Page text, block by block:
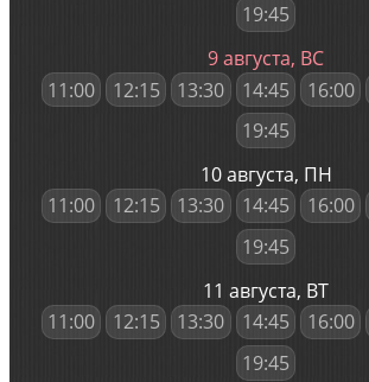
19:45
9 августа, ВС
11:00
12:15 13:30 14:45 16:00
19:45
10 августа, ПН
11:00
12:15 13:30 14:45 16:00
19:45
11 августа, ВТ
11:00
12:15 13:30 14:45 16:00
19:45